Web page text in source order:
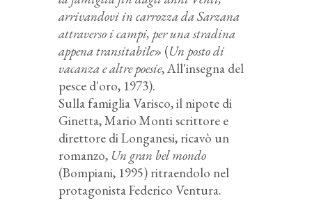
arrivandovi in carrozza da Sarzana
attraverso i campi, per una stradina
appena transitabile» (Un posto di
vacanza e altre poesie, All'insegna del
pesce d'oro, 1973).
Sulla famiglia Varisco, il nipote di
Ginetta, Mario Monti scrittore e
direttore di Longanesi, ricavò un
romanzo, Un gran bel mondo
(Bompiani, 1995) ritraendolo nel
protagonista Federico Ventura.